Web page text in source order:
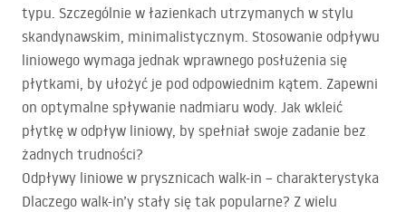
typu. Szczególnie w łazienkach utrzymanych w stylu
skandynawskim, minimalistycznym. Stosowanie odpływu
liniowego wymaga jednak wprawnego posłużenia się
płytkami, by ułożyć je pod odpowiednim kątem. Zapewni
on optymalne spływanie nadmiaru wody. Jak wkleić
płytkę w odpływ liniowy, by spełniał swoje zadanie bez
żadnych trudności?
Odpływy liniowe w prysznicach walk-in – charakterystyka
Dlaczego walk-in’y stały się tak popularne? Z wielu